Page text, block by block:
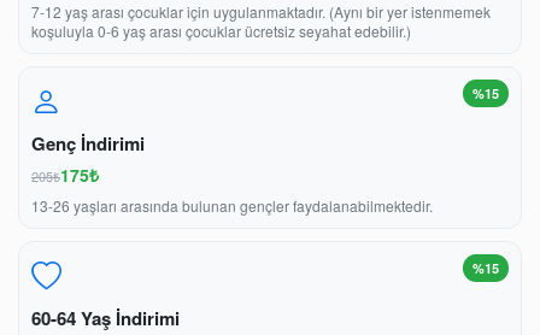
7-12 yaş arası çocuklar için uygulanmaktadır. (Aynı bir yer istenmemek
koşuluyla 0-6 yaş arası çocuklar ücretsiz seyahat edebilir.)
%15
Genç İndirimi
205₺175₺
13-26 yaşları arasında bulunan gençler faydalanabilmektedir.
%15
60-64 Yaş İndirimi